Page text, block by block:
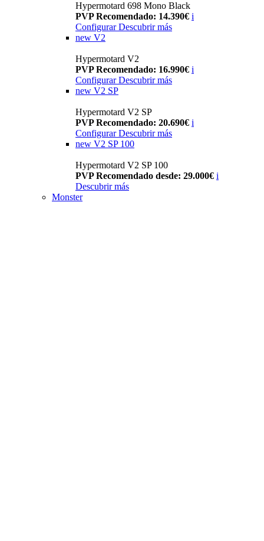
Hypermotard 698 Mono Black
PVP Recomendado: 14.390€ i
Configurar Descubrir más
new V2
Hypermotard V2
PVP Recomendado: 16.990€ i
Configurar Descubrir más
new V2 SP
Hypermotard V2 SP
PVP Recomendado: 20.690€ i
Configurar Descubrir más
new V2 SP 100
Hypermotard V2 SP 100
PVP Recomendado desde: 29.000€ i
Descubrir más
Monster